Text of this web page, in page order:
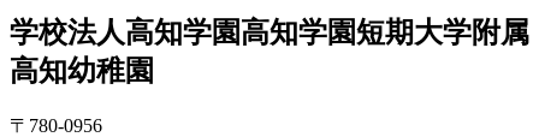
学校法人高知学園高知学園短期大学附属
高知幼稚園
〒780-0956